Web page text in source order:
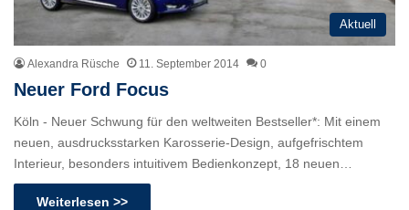
Aktuell
Alexandra Rüsche 11. September 2014 0
Neuer Ford Focus
Köln - Neuer Schwung für den weltweiten Bestseller*: Mit einem
neuen, ausdrucksstarken Karosserie-Design, aufgefrischtem
Interieur, besonders intuitivem Bedienkonzept, 18 neuen…
Weiterlesen >>